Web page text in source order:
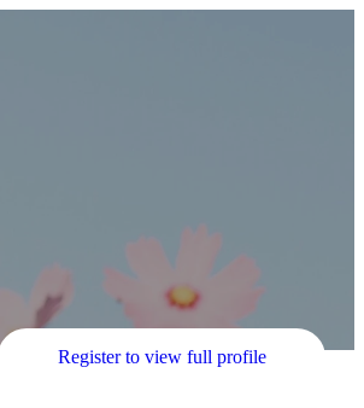
Register to view full profile